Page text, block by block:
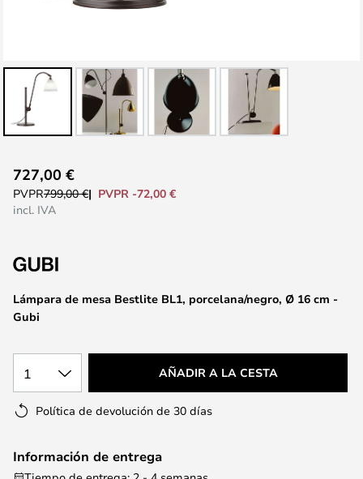
comienzo
galería
imágenes
Lámpara de mesa Bestlite BL1, porcelana/negro, Ø 16 cm -
Gubi
727,00 €
PVPR799,00 €
PVPR -72,00 €
incl. IVA
1 AÑADIR A LA CESTA
Política de devolución de 30 días
Información de entrega